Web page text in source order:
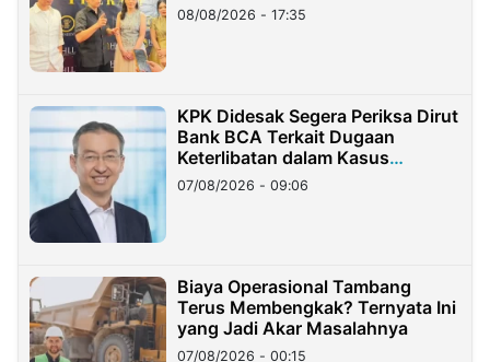
08/08/2026 - 17:35
KPK Didesak Segera Periksa Dirut
Bank BCA Terkait Dugaan
Keterlibatan dalam Kasus
Hilangnya Dana Nasabah Rp2,58
Miliar
07/08/2026 - 09:06
Biaya Operasional Tambang
Terus Membengkak? Ternyata Ini
yang Jadi Akar Masalahnya
07/08/2026 - 00:15